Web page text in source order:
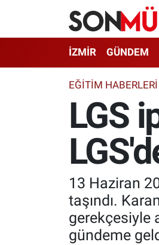
İZMİR GÜNDEM
EĞITIM HABERLERI
LGS
13 Haziran
taşındı.
gerekçesiyle
gündeme
İzmir Nöbetçi Eczaneler
İzmir Hava Durumu
İzmir Namaz Vakitleri
İzmir Trafik Yoğunluk
Süper Lig Puan Durumu
Tüm Manşetler
Son Dakika Haberleri